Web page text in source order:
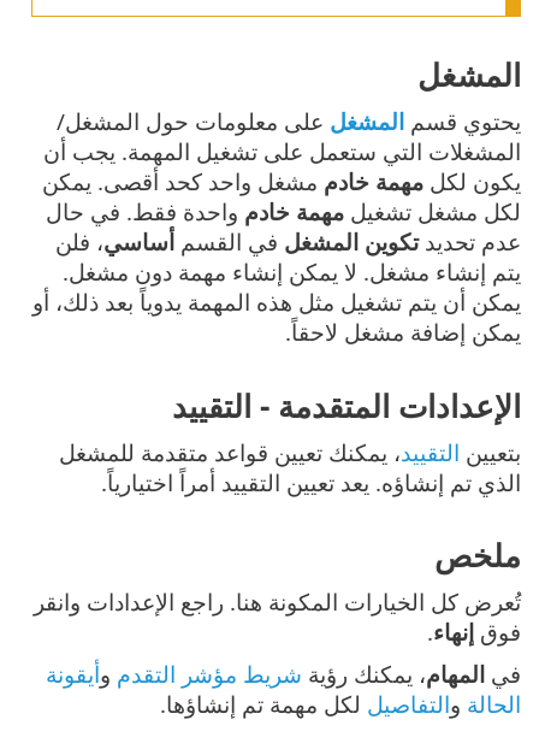
المشغل
يحتوي قسم المشغل على معلومات حول المشغل/
المشغلات التي ستعمل على تشغيل المهمة. يجب أن
يكون لكل مهمة خادم مشغل واحد كحد أقصى. يمكن
لكل مشغل تشغيل مهمة خادم واحدة فقط. في حال
عدم تحديدتكوين المشغل في القسم أساسي، فلن
يتم إنشاء مشغل. لا يمكن إنشاء مهمة دون مشغل.
يمكن أن يتم تشغيل مثل هذه المهمة يدوياً بعد ذلك، أو
يمكن إضافة مشغل لاحقاً.
الإعدادات المتقدمة - التقييد
بتعيين التقييد، يمكنك تعيين قواعد متقدمة للمشغل
الذي تم إنشاؤه. يعد تعيين التقييد أمراً اختيارياً.
ملخص
تُعرض كل الخيارات المكونة هنا. راجع الإعدادات وانقر
فوق إنهاء.
في المهام، يمكنك رؤية شريط مؤشر التقدم وأيقونة
الحالة والتفاصيل لكل مهمة تم إنشاؤها.